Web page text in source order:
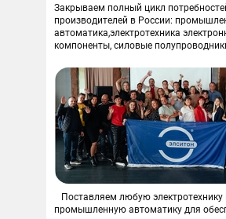
Закрываем полный цикл
производителей в России:
автоматика,электротехника
компоненты, силовые
Поставляем любую электротехнику
промышленную автоматику для